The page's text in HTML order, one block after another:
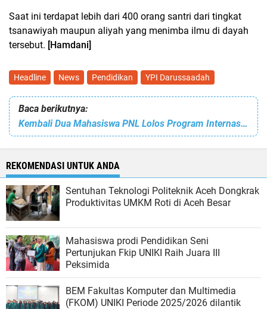
Saat ini terdapat lebih dari 400 orang santri dari tingkat
tsanawiyah maupun aliyah yang menimba ilmu di dayah
tersebut. [Hamdani]
Headline News Pendidikan YPI Darussaadah
Baca berikutnya:
Kembali Dua Mahasiswa PNL Lolos Program Internasional. Kali Ini ke Korea Selatan
REKOMENDASI UNTUK ANDA
Sentuhan Teknologi Politeknik Aceh Dongkrak
Produktivitas UMKM Roti di Aceh Besar
Mahasiswa prodi Pendidikan Seni
Pertunjukan Fkip UNIKI Raih Juara III
Peksimida
BEM Fakultas Komputer dan Multimedia
(FKOM) UNIKI Periode 2025/2026 dilantik